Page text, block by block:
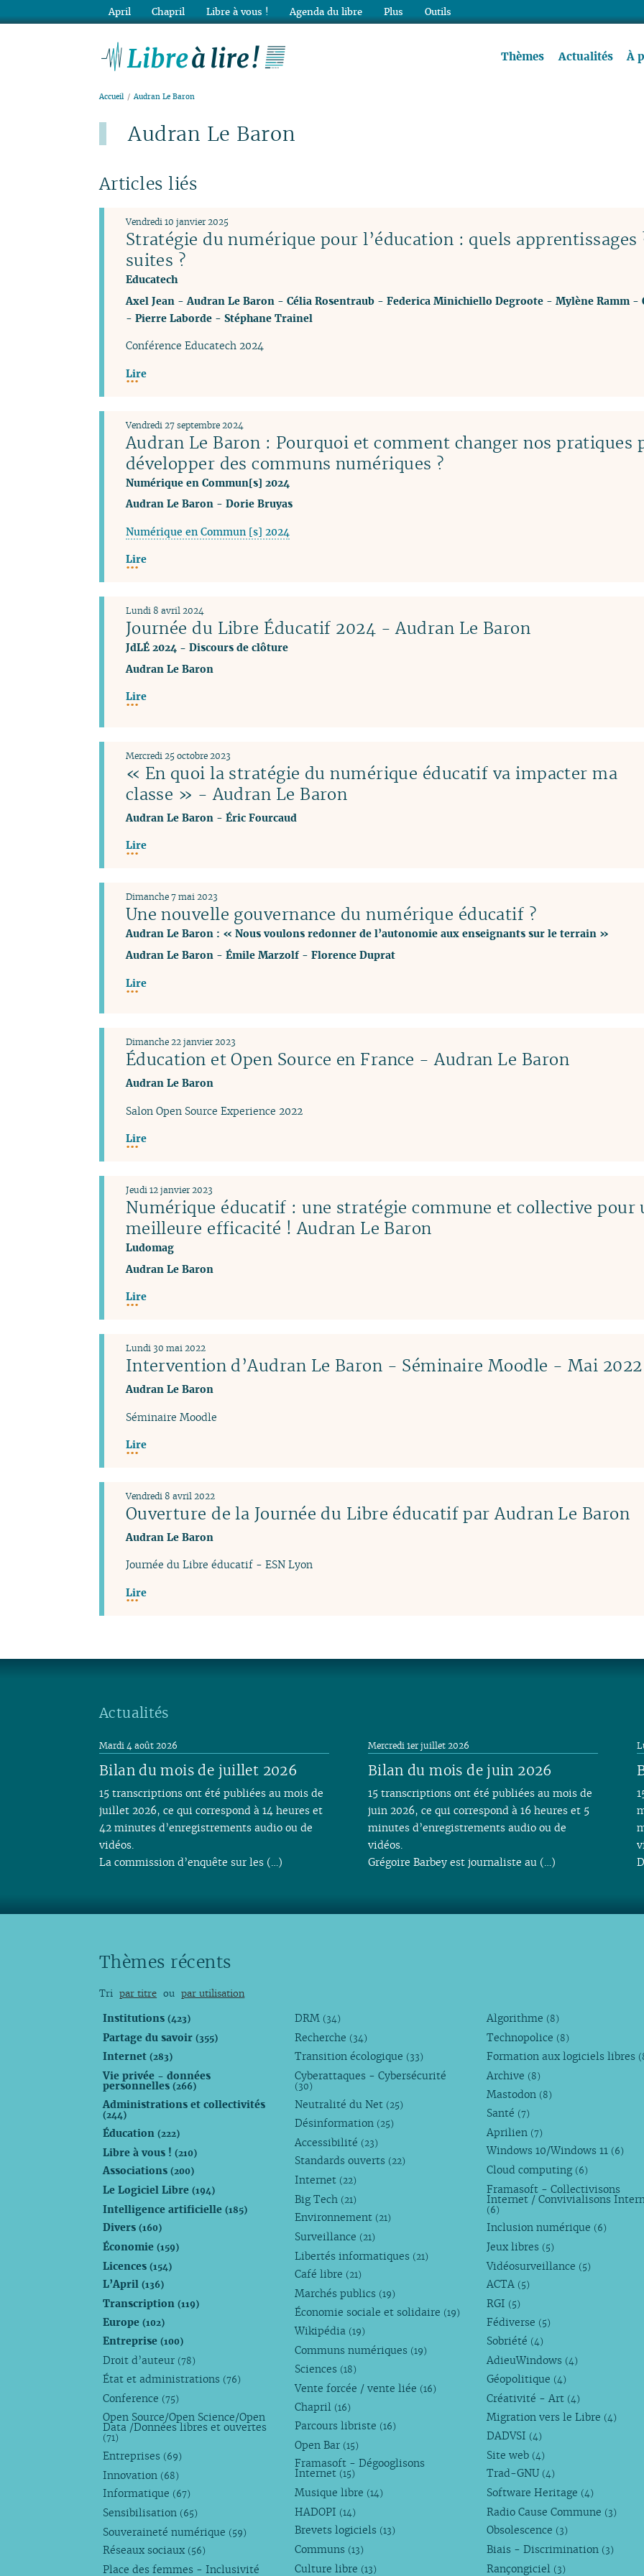
Thèmes Actualités À
Accueil Audran Le Baron
Audran Le Baron
Articles liés
Stratégie du numérique pour l’éducation : quels apprentissages
suites ?
Educatech
Vendredi 10 janvier 2025
Axel Jean-Audran Le Baron- Célia Rosentraub- Federica Minichiello Degroote- Mylène Ramm -
- Pierre Laborde- Stéphane Trainel
Conférence Educatech 2024
Lire
Audran Le Baron : Pourquoi et comment changer nos pratiques
développer des communs numériques ?
Numérique en Commun[s] 2024
Vendredi 27 septembre 2024
Audran Le Baron- Dorie Bruyas
Numérique en Commun [s] 2024
Lire
Journée du Libre Éducatif 2024 - Audran Le Baron
JdLÉ 2024 - Discours de clôture
Lundi 8 avril 2024
Audran Le Baron
Lire
« En quoi la stratégie du numérique éducatif va impacter ma
classe » - Audran Le Baron
Mercredi 25 octobre 2023
Audran Le Baron- Éric Fourcaud
Lire
Une nouvelle gouvernance du numérique éducatif ?
Audran Le Baron : « Nous voulons redonner de l’autonomie aux enseignants sur le terrain »
Dimanche 7 mai 2023
Audran Le Baron- Émile Marzolf- Florence Duprat
Lire
Éducation et Open Source en France - Audran Le Baron
Dimanche 22 janvier 2023
Audran Le Baron
Salon Open Source Experience 2022
Lire
Numérique éducatif : une stratégie commune et collective pour
meilleure efficacité ! Audran Le Baron
Ludomag
Jeudi 12 janvier 2023
Audran Le Baron
Lire
Intervention d’Audran Le Baron - Séminaire Moodle - Mai 2022
Lundi 30 mai 2022
Audran Le Baron
Séminaire Moodle
Lire
Ouverture de la Journée du Libre éducatif par Audran Le Baron
Vendredi 8 avril 2022
Audran Le Baron
Journée du Libre éducatif - ESN Lyon
Lire
Actualités
Bilan du mois de juillet 2026
Mardi 4 août 2026
15 transcriptions ont été publiées au mois de
juillet 2026, ce qui correspond à 14 heures et
42 minutes d’enregistrements audio ou de
vidéos.
La commission d’enquête sur les (…)
Bilan du mois de juin 2026
Mercredi 1er juillet 2026
15 transcriptions ont été publiées au mois de
juin 2026, ce qui correspond à 16 heures et 5
minutes d’enregistrements audio ou de
vidéos.
Grégoire Barbey est journaliste au (…)
Thèmes récents
Tri par titre ou par utilisation
Institutions(423)
Partage du savoir(355)
Internet(283)
Vie privée - données
personnelles(266)
Administrations et collectivités
(244)
Éducation(222)
Libre à vous !(210)
Associations(200)
Le Logiciel Libre(194)
Intelligence artificielle(185)
Divers(160)
Économie(159)
Licences(154)
L’April(136)
Transcription(119)
Europe(102)
Entreprise(100)
Droit d’auteur (78)
État et administrations (76)
Conference (75)
Open Source/Open Science/Open
Data /Données libres et ouvertes
(71)
Entreprises (69)
Innovation (68)
Informatique (67)
Sensibilisation (65)
Souveraineté numérique (59)
Réseaux sociaux (56)
Place des femmes - Inclusivité
DRM (34)
Recherche (34)
Transition écologique (33)
Cyberattaques - Cybersécurité
(30)
Neutralité du Net (25)
Désinformation (25)
Accessibilité (23)
Standards ouverts (22)
Internet (22)
Big Tech (21)
Environnement (21)
Surveillance (21)
Libertés informatiques (21)
Café libre (21)
Marchés publics (19)
Économie sociale et solidaire (19)
Wikipédia (19)
Communs numériques (19)
Sciences (18)
Vente forcée / vente liée (16)
Chapril (16)
Parcours libriste (16)
Open Bar (15)
Framasoft - Dégooglisons
Internet (15)
Musique libre (14)
HADOPI (14)
Brevets logiciels (13)
Communs (13)
Culture libre (13)
Algorithme (8)
Technopolice (8)
Formation aux logiciels libres
Archive (8)
Mastodon (8)
Santé (7)
Aprilien (7)
Windows 10/Windows 11 (6)
Cloud computing (6)
Framasoft - Collectivisons
Internet / Convivialisons
(6)
Inclusion numérique (6)
Jeux libres (5)
Vidéosurveillance (5)
ACTA (5)
RGI (5)
Fédiverse (5)
Sobriété (4)
AdieuWindows (4)
Géopolitique (4)
Créativité - Art (4)
Migration vers le Libre (4)
DADVSI (4)
Site web (4)
Trad-GNU (4)
Software Heritage (4)
Radio Cause Commune (3)
Obsolescence (3)
Biais - Discrimination (3)
Rançongiciel (3)
April Chapril Libre à vous ! Agenda du libre Plus Outils